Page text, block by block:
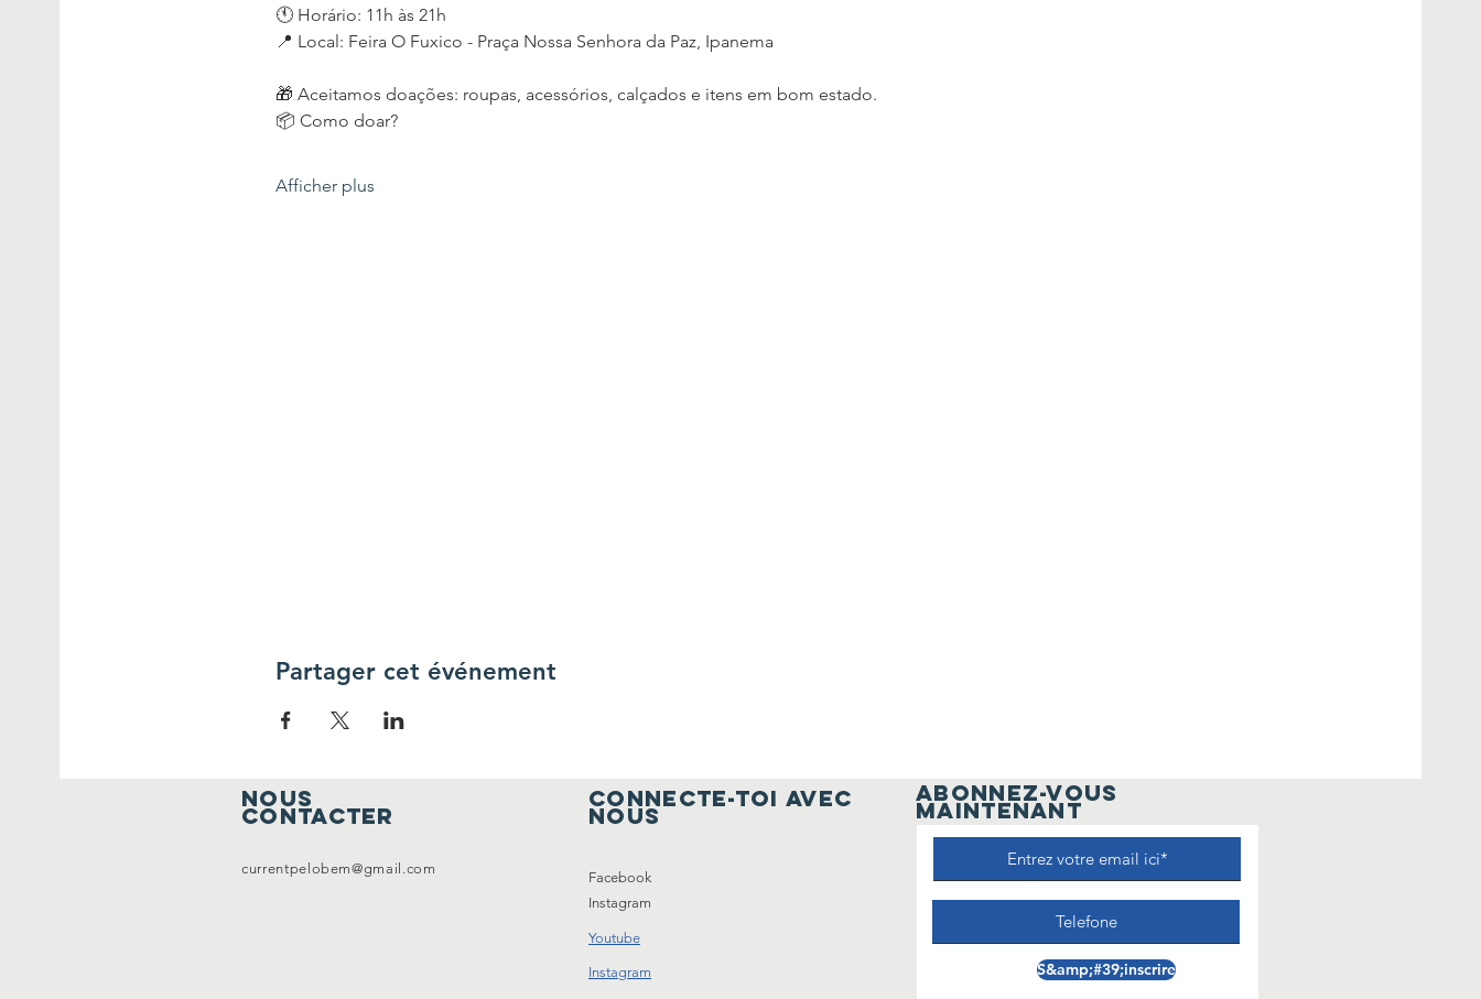
🕚 Horário: 11h às 21h
📍 Local: Feira O Fuxico - Praça Nossa Senhora da Paz, Ipanema
🎁 Aceitamos doações: roupas, acessórios, calçados e itens em bom estado.
📦 Como doar?
Afficher plus
Partager cet événement
Nous
contacter
currentpelobem@gmail.com
Connecte-toi avec
nous
Facebook
Instagram
Youtube
Instagram
ABONNEZ-VOUS
MAINTENANT
S&amp;#39;inscrire